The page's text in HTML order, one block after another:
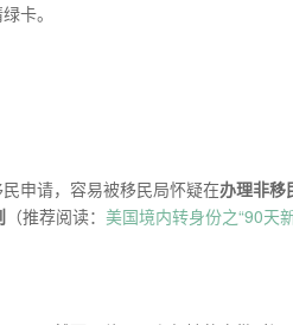
卡。
申请，容易被移民局怀疑在办理非移
（推荐阅读：美国境内转身份之“90天